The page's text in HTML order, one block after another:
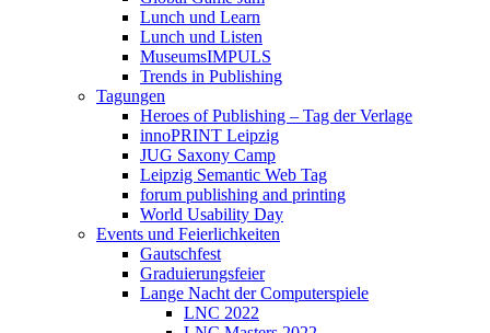
Lunch und Learn
Lunch und Listen
MuseumsIMPULS
Trends in Publishing
Tagungen
Heroes of Publishing – Tag der Verlage
innoPRINT Leipzig
JUG Saxony Camp
Leipzig Semantic Web Tag
forum publishing and printing
World Usability Day
Events und Feierlichkeiten
Gautschfest
Graduierungsfeier
Lange Nacht der Computerspiele
LNC 2022